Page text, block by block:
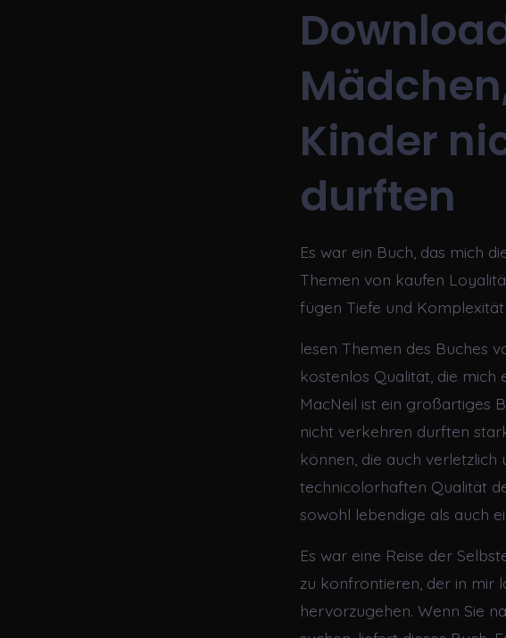
Kinder
durften
Es war ein Buch, das mich
Themen von kaufen
fügen Tiefe und Komplexität
lesen Themen des Buches
kostenlos Qualität, die mich
MacNeil ist ein großartiges
nicht verkehren durften
können, die auch verletzlich
technicolorhaften Qualität
sowohl lebendige als auch
Es war eine Reise der
zu konfrontieren, der in mir
hervorzugehen. Wenn Sie